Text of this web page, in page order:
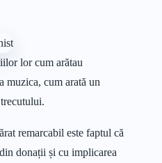
lor cum arătau
muzica, cum arată un
remarcabil este faptul că
donații și cu implicarea